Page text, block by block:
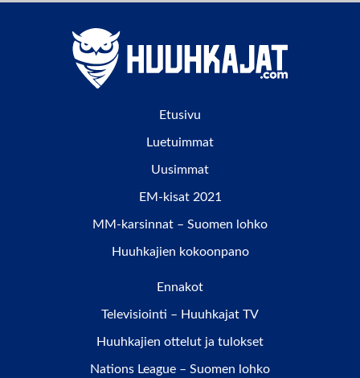
Etusivu
Luetuimmat
Uusimmat
EM-kisat 2021
MM-karsinnat – Suomen lohko
Huuhkajien kokoonpano
Ennakot
Televisiointi – Huuhkajat TV
Huuhkajien ottelut ja tulokset
Nations League – Suomen lohko